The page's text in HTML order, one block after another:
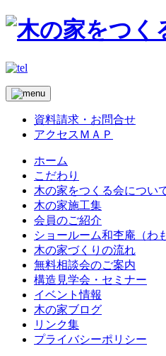
資料請求・お問合せ
アクセスＭＡＰ
ホーム
こだわり
木の家をつくる会につい
木の家施工集
会員のご紹介
ショールーム和杢庵（わ
木の家づくりの流れ
無料相談会のご案内
構造見学会・セミナー
イベント情報
木の家ブログ
リンク集
プライバシーポリシー